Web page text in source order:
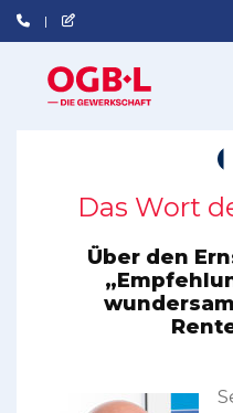
Das Wort
Über den